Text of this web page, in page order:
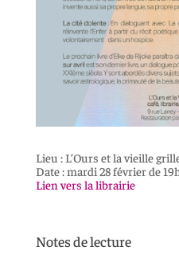
Lieu : L’Ours et la vieille
Date : mardi 28 février de
Lien vers la librairie
Notes de lecture